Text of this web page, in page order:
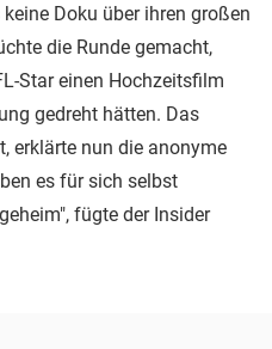
keine Doku über ihren großen
die Runde gemacht,
Star einen Hochzeitsfilm
gedreht hätten. Das
erklärte nun die anonyme
es für sich selbst
fügte der Insider